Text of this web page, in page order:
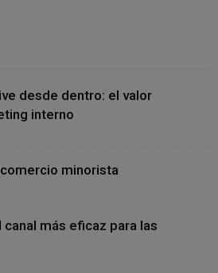
desde dentro: el valor
interno
minorista
más eficaz para las